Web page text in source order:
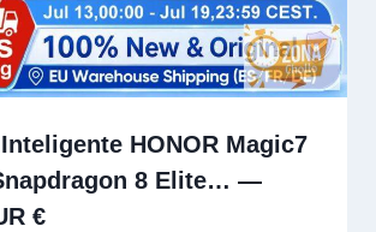
HONOR Magic7
8 Elite… —
€